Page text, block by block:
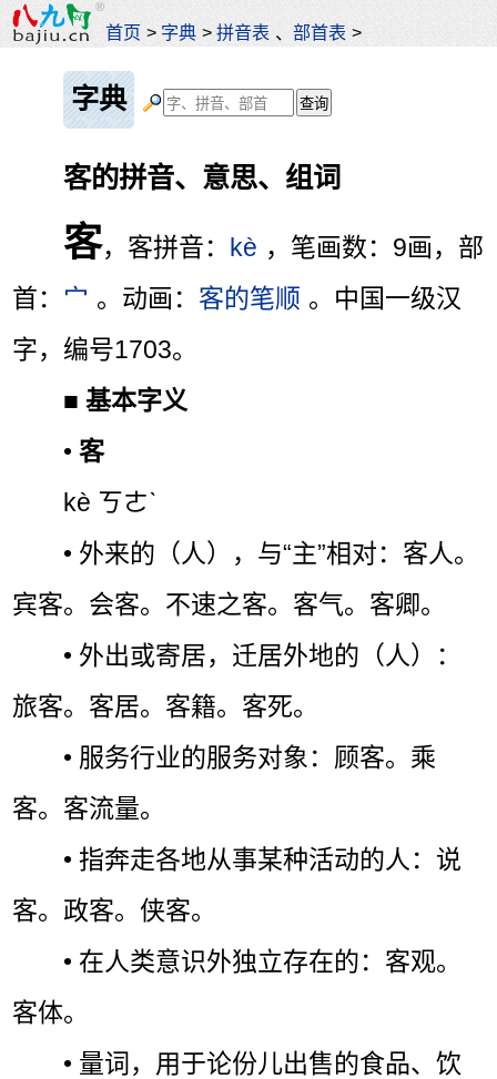
首页 > 字典 >拼音表 、部首表 >
字典
客的拼音、意思、组词
客，客拼音： kè ，笔画数：9画，部
首： 宀 。动画： 客的笔顺 。中国一级汉
字，编号1703。
■基本字义
•客
kè ㄎㄜˋ
• 外来的（人），与“主”相对：客人。
宾客。会客。不速之客。客气。客卿。
• 外出或寄居，迁居外地的（人）：
旅客。客居。客籍。客死。
• 服务行业的服务对象：顾客。乘
客。客流量。
• 指奔走各地从事某种活动的人：说
客。政客。侠客。
• 在人类意识外独立存在的：客观。
客体。
• 量词，用于论份儿出售的食品、饮